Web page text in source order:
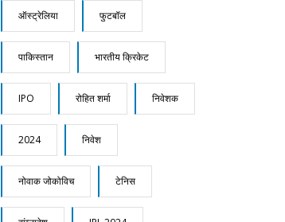
ऑस्ट्रेलिया फुटबॉल
पाकिस्तान भारतीय क्रिकेट
IPO रोहित शर्मा निवेशक
2024 निवेश
नोवाक जोकोविच टेनिस